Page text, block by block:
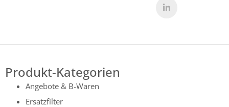
Produkt-Kategorien
Angebote & B-Waren
Ersatzfilter